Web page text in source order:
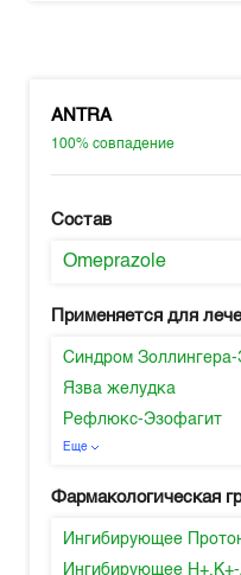
ANTRA
100%совпадение
Состав
Omeprazole
Применяется для
Синдром
Язва желудка
Рефлюкс-Эзофагит
Еще
Фармакологическая
Ингибирующее
Ингибирующее